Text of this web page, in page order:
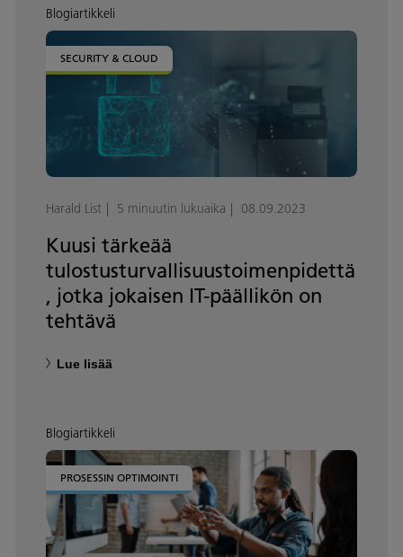
Blogiartikkeli
SECURITY & CLOUD
Harald List 5 minuutin lukuaika 08.09.2023
Kuusi tärkeää
tulostusturvallisuustoimenpidettä
, jotka jokaisen IT-päällikön on
tehtävä
Lue lisää
Blogiartikkeli
PROSESSIN OPTIMOINTI